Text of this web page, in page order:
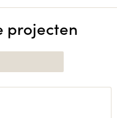
projecten